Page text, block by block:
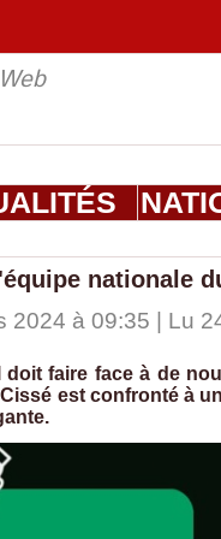
nationale
2024 à 09:35 | Lu
doit faire face à de
est confronté à